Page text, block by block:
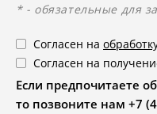
* - обязательные для
Согласен на
Согласен на
Если предпочитаете
то позвоните нам +7